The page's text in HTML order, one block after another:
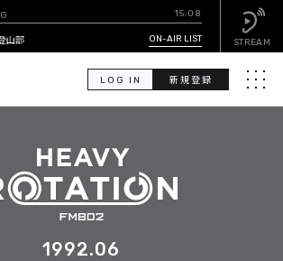
LOG IN 新規登録 メニ
索
15:08
部 ON-AIR LIST STREAM
1992.06